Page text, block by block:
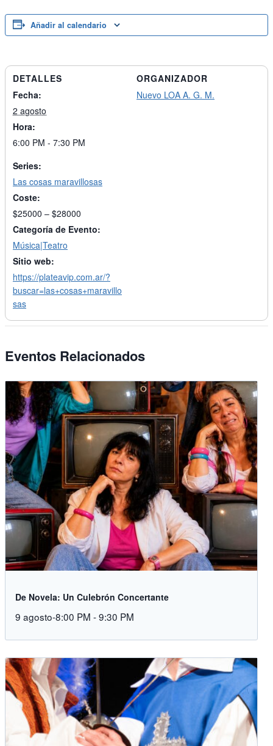
Añadir al calendario
DETALLES
Fecha:
2 agosto
Hora:
6:00 PM - 7:30 PM
Series:
Las cosas maravillosas
Coste:
$25000 – $28000
Categoría de Evento:
Música|Teatro
Sitio web:
https://plateavip.com.ar/?
buscar=las+cosas+maravillo
sas
ORGANIZADOR
Nuevo LOA A. G. M.
Eventos Relacionados
De Novela: Un Culebrón Concertante
9 agosto-8:00 PM -9:30 PM